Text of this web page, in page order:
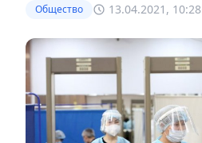
Общество 13.04.2021, 10:28